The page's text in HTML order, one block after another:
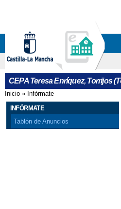
CEPA Teresa Enríquez, Torrijos
Se encuentra usted
Inicio » Infórmate
INFÓRMATE
Tablón de Anuncios